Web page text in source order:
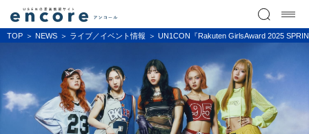
TOP NEWS ライブ／イベント情報 UN1CON『Rakuten GirlsAward 2025